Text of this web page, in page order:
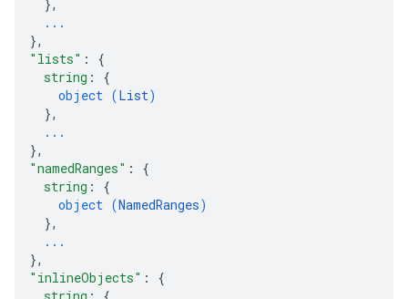
},
...
},
"lists" : {
string : {
object (List)
},
...
},
"namedRanges" : {
string : {
object (NamedRanges)
},
...
},
"inlineObjects" : {